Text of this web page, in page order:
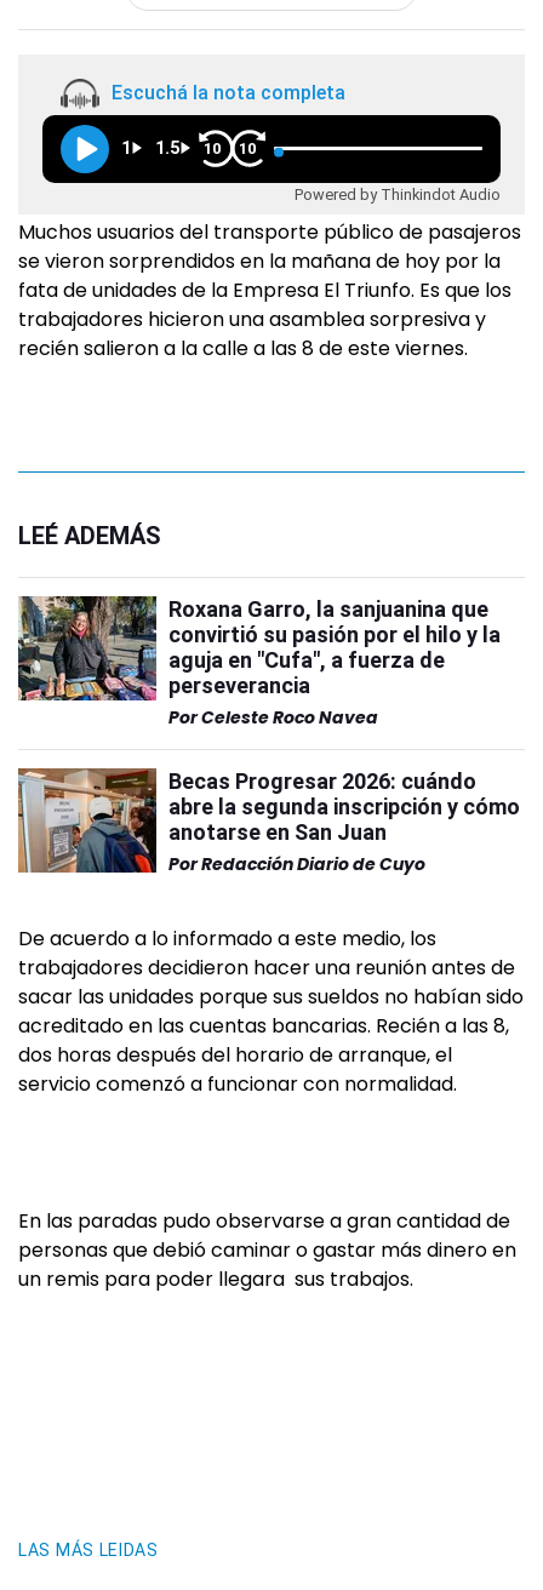
Escuchá la nota completa
1 1.5 10 10
Powered by Thinkindot Audio
Muchos usuarios del transporte público de pasajeros
se vieron sorprendidos en la mañana de hoy por la
fata de unidades de la Empresa El Triunfo. Es que los
trabajadores hicieron una asamblea sorpresiva y
recién salieron a la calle a las 8 de este viernes.
LEÉ ADEMÁS
Roxana Garro, la sanjuanina que
convirtió su pasión por el hilo y la
aguja en "Cufa", a fuerza de
perseverancia
PorCeleste Roco Navea
Becas Progresar 2026: cuándo
abre la segunda inscripción y cómo
anotarse en San Juan
PorRedacción Diario de Cuyo
De acuerdo a lo informado a este medio, los
trabajadores decidieron hacer una reunión antes de
sacar las unidades porque sus sueldos no habían sido
acreditado en las cuentas bancarias. Recién a las 8,
dos horas después del horario de arranque, el
servicio comenzó a funcionar con normalidad.
En las paradas pudo observarse a gran cantidad de
personas que debió caminar o gastar más dinero en
un remis para poder llegara sus trabajos.
LAS MÁS LEIDAS